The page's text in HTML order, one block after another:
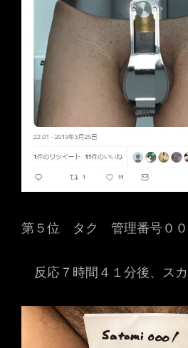
第５位 タク 管理番号００
反応７時間４１分後、スカ